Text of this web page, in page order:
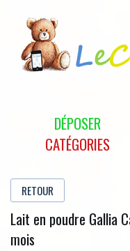
DÉPOSER
CATÉGORIES
RETOUR
Lait en poudre Gallia
mois